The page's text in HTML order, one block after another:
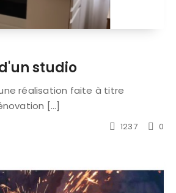
studio
réalisation faite à titre
[...]
1237 0